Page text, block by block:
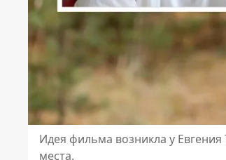
Идея фильма возникла у
места.